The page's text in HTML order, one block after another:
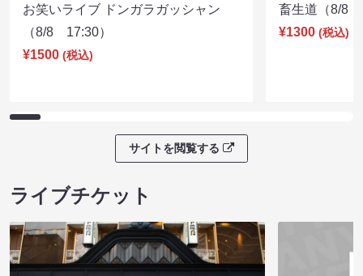
お笑いライブ ドンガラガッシャン
（8/8 17:30）
¥1500 (税込)
畜生道（8/8
¥1300 (税込)
サイトを閲覧する
ライブチケット